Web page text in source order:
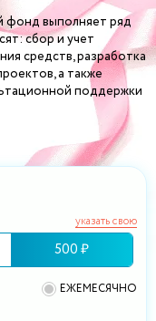
указать свою
500 ₽
ЕЖЕМЕСЯЧНО
фонд выполняет ряд
сбор и учет
средств, разработка
а также
поддержки